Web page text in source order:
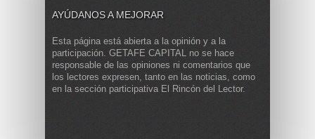
AYÚDANOS A MEJORAR
Esta página está abierta a la opinión y a la
participación. GETAFE CAPITAL no se hace
responsable de las opiniones ni comentarios que
los lectores expresen, tanto en las noticias, como
en la sección participativa El Rincón del Lector.